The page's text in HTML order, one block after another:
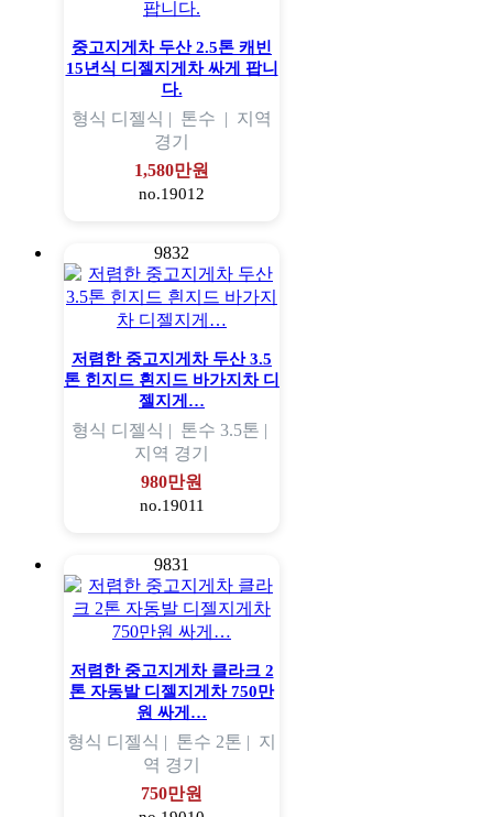
중고지게차 두산 2.5톤 캐빈
15년식 디젤지게차 싸게 팝니
다.
형식 디젤식 | 톤수 | 지역
경기
1,580만원
no.19012
9832
저렴한 중고지게차 두산 3.5
톤 힌지드 흰지드 바가지차 디
젤지게…
형식 디젤식 | 톤수 3.5톤 |
지역 경기
980만원
no.19011
9831
저렴한 중고지게차 클라크 2
톤 자동발 디젤지게차 750만
원 싸게…
형식 디젤식 | 톤수 2톤 | 지
역 경기
750만원